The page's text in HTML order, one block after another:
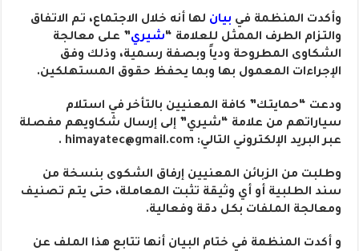
وأكدت المنظمة في بيان لها أنه خلال الاجتماع، تم الاتفاق
والتزام الطرف الممثل للعلامة “شيري” على معالجة
الشكاوى المطروحة ودياً وبصفة رسمية، وذلك وفق
الإجراءات المعمول بها وبما يحفظ حقوق المستهلكين.
ودعت “حمايتك” كافة المعنيين بالتأخر في استلام
سياراتهم من علامة “شيري” إلى إرسال شكاويهم مفصلة
عبر البريد الإلكتروني التالي: himayatec@gmail.com .
وطلبت من الزبائن المعنيين إرفاق الشكوى بنسخة من
سند الطلبية أو أي وثيقة تثبت المعاملة، حتى يتم تصنيف
ومعالجة الملفات بكل دقة وفعالية.
و أكدت المنظمة في ختام البيان أنها تتابع هذا الملف عن